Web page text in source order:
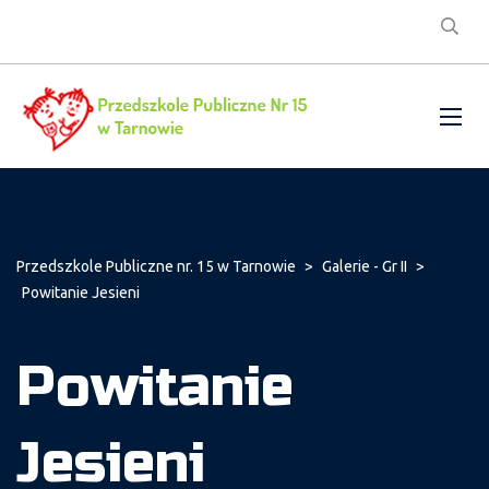
Przedszkole Publiczne nr. 15 w Tarnowie > Galerie - Gr II >
Powitanie Jesieni
Powitanie
Jesieni